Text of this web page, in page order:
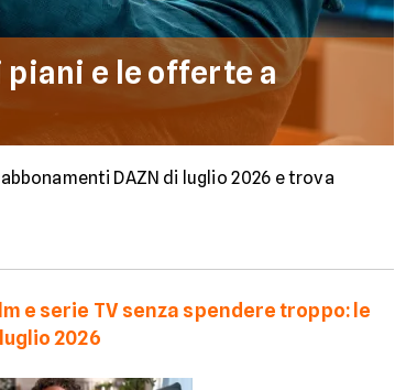
piani e le offerte a
DAZN di luglio 2026 e trova
e serie TV senza spendere troppo: le
2026